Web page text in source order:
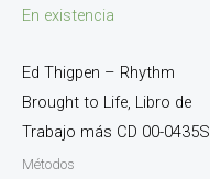
En existencia
Ed Thigpen – Rhythm
Brought to Life, Libro de
Trabajo más CD 00-0435S
Métodos